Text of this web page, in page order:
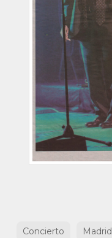
Concierto Madrid